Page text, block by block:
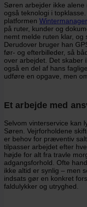
Søren arbejder ikke
også teknologi i
platformen Wintermanager
på ruter, kunder og
nemt melde ruten klar, og
Derudover bruger han
før- og efterbilleder, så
over arbejdet. Det skaber
også en del af hans
udføre en opgave, men
Et arbejde med
Selvom vinterservice kan
Søren. Vejrforholdene
er behov for præventiv
tilpasser arbejdet efter
højde for alt fra travle
adgangsforhold. Ofte
ikke altid er synlig – men
indsats gør en konkret
faldulykker og utryghed.